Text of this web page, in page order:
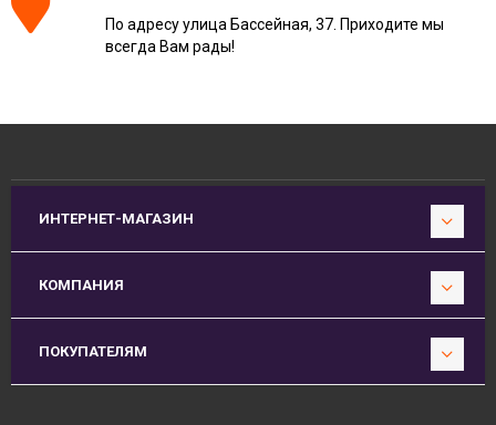
По адресу улица Бассейная, 37. Приходите мы
всегда Вам рады!
ИНТЕРНЕТ-МАГАЗИН
КОМПАНИЯ
ПОКУПАТЕЛЯМ